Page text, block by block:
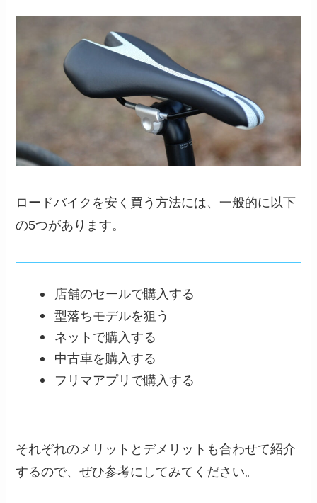
ロードバイクを安く買う方法には、一般的に以下
の5つがあります。
店舗のセールで購入する
型落ちモデルを狙う
ネットで購入する
中古車を購入する
フリマアプリで購入する
それぞれのメリットとデメリットも合わせて紹介
するので、ぜひ参考にしてみてください。